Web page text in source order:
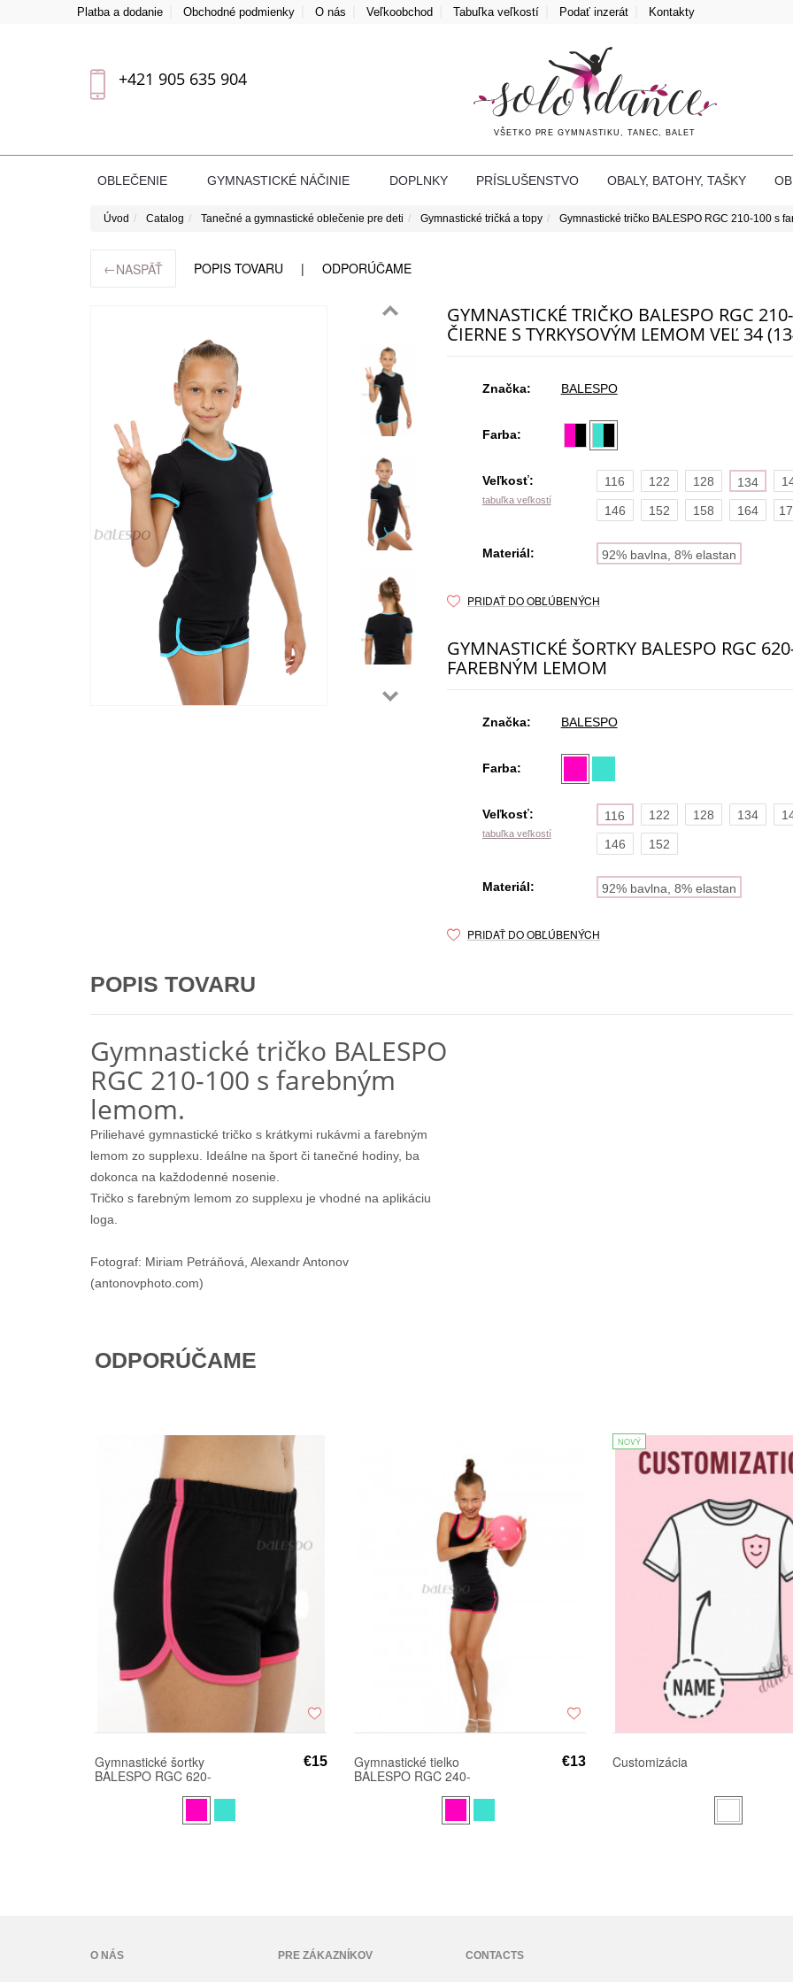
Platba a dodanie Obchodné podmienky O nás Veľkoobchod Tabuľka veľkostí Podať inzerát Kontakty
+421 905 635 904
VŠETKO PRE GYMNASTIKU, TANEC, BALET
OBLEČENIE GYMNASTICKÉ NÁČINIE DOPLNKY PRÍSLUŠENSTVO OBALY, BATOHY, TAŠKY
Úvod Catalog Tanečné a gymnastické oblečenie pre deti Gymnastické tričká a topy Gymnastické tričko BALESPO RGC 210-100 s
←NASPÄŤ POPIS TOVARU ODPORÚČAME
GYMNASTICKÉ TRIČKO BALESPO RGC
ČIERNE S TYRKYSOVÝM LEMOM VEĽ 34
Značka: BALESPO
Farba:
Veľkosť:
tabuľka veľkostí
116 122 128 134
146 152 158 164
Materiál: 92% bavlna, 8% elastan
PRIDAŤ DO OBĽÚBENÝCH
GYMNASTICKÉ ŠORTKY BALESPO RGC
FAREBNÝM LEMOM
Značka: BALESPO
Farba:
Veľkosť:
tabuľka veľkostí
116 122 128 134
146 152
Materiál: 92% bavlna, 8% elastan
PRIDAŤ DO OBĽÚBENÝCH
POPIS TOVARU
Gymnastické tričko BALESPO
RGC 210-100 s farebným
lemom.
Priliehavé gymnastické tričko s krátkymi rukávmi a farebným
lemom zo supplexu. Ideálne na šport či tanečné hodiny, ba
dokonca na každodenné nosenie.
Tričko s farebným lemom zo supplexu je vhodné na aplikáciu
loga.
Fotograf: Miriam Petráňová, Alexandr Antonov
(antonovphoto.com)
ODPORÚČAME
Gymnastické šortky
BALESPO RGC 620-
€15
Gymnastické tielko
BALESPO RGC 240-
€13
NOVÝ
Customizácia
O NÁS PRE ZÁKAZNÍKOV CONTACTS